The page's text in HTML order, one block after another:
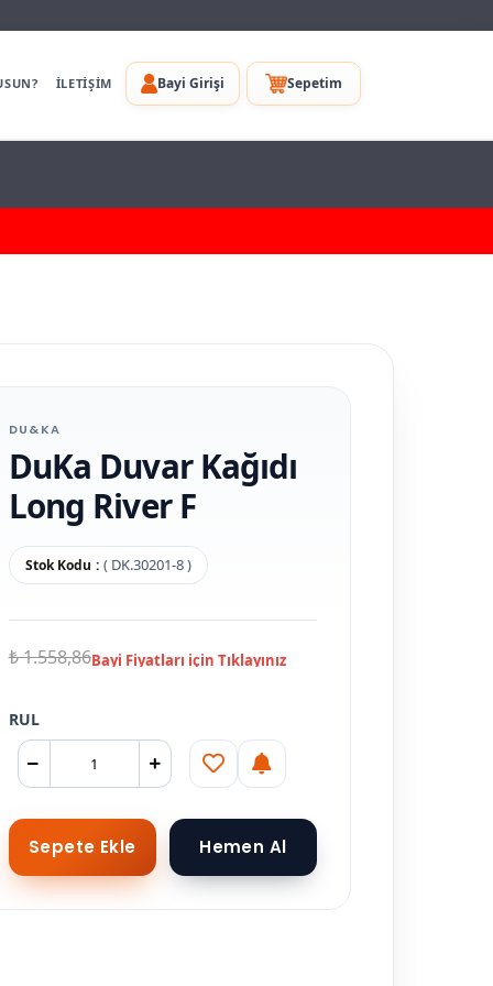
İLETİŞİM Bayi Girişi Sepetim
DU&KA
DuKa Duvar Kağıdı
Long River F
Stok Kodu ( DK.30201-8 )
₺ 1.558,86
RUL